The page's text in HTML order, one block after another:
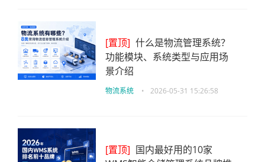
[置顶] 什么是物流管理系统？
功能模块、系统类型与应用场
景介绍
物流系统 • 2026-05-31 15:26:58
[置顶] 国内最好用的10家